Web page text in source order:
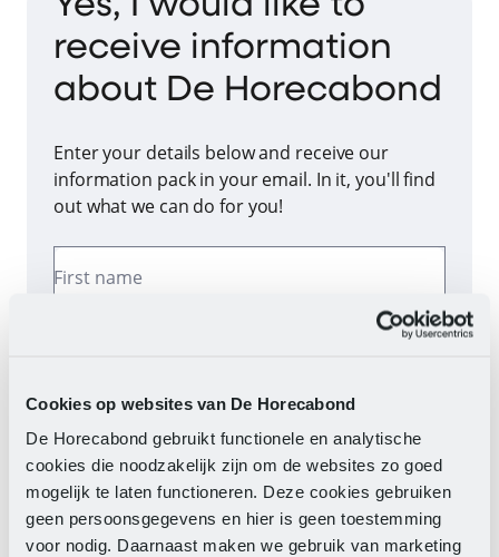
Cookies op websites van De Horecabond
De Horecabond gebruikt functionele en analytische
cookies die noodzakelijk zijn om de websites zo goed
mogelijk te laten functioneren. Deze cookies gebruiken
geen persoonsgegevens en hier is geen toestemming
voor nodig. Daarnaast maken we gebruik van marketing
receive information
about De Horecabond
Enter your details below and receive our
information pack in your email. In it, you'll find
out what we can do for you!
First name
Email address
Telephone number